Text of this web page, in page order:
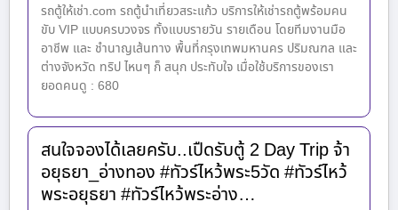
รถตู้ให้เช่า.com รถตู้นำเที่ยวสระแก้ว บริการให้เช่ารถตู้พร้อมคน
ขับ VIP แบบครบวงจร ทั้งแบบรายวัน รายเดือน โดยทีมงานมือ
อาชีพ และ ชำนาญเส้นทาง พื้นที่กรุงเทพมหานคร ปริมณฑล และ
ต่างจังหวัด ทริป ไหนๆ ก็ สนุก ประทับใจ เมื่อใช้บริการของเรา
ยอดคนดู : 680
สนใจจองได้เลยครับ..เปืดรับตู้ 2 Day Trip จ้า
อยุธยา_อ่างทอง #ทัวร์ไหว้พระ5วัด #ทัวร์ไหว้
พระอยุธยา #ทัวร์ไหว้พระอ่าง…